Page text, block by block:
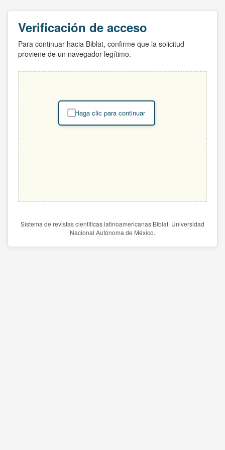
Verificación de acceso
Para continuar hacia Biblat, confirme que la solicitud
proviene de un navegador legítimo.
Haga clic para continuar
Sistema de revistas científicas latinoamericanas Biblat. Universidad
Nacional Autónoma de México.